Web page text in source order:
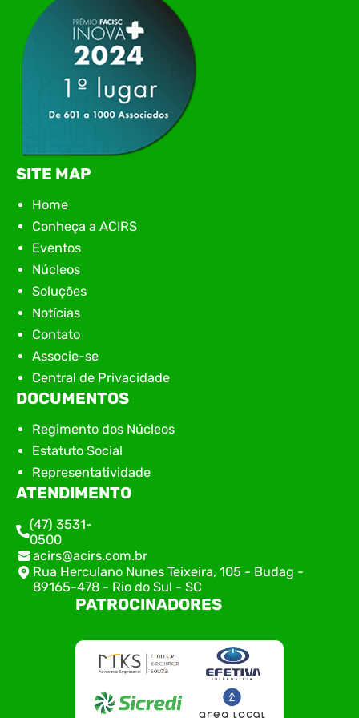
SITE MAP
Home
Conheça a ACIRS
Eventos
Núcleos
Soluções
Notícias
Contato
Associe-se
Central de Privacidade
DOCUMENTOS
Regimento dos Núcleos
Estatuto Social
Representatividade
ATENDIMENTO
(47) 3531-
0500
acirs@acirs.com.br
Rua Herculano Nunes Teixeira, 105 - Budag -
89165-478 - Rio do Sul - SC
PATROCINADORES